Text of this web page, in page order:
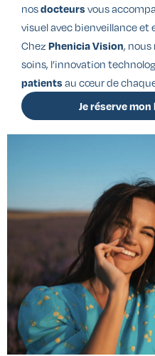
nosdocteurs vous
visuel avec bienveillance et
Chez Phenicia Vision,
soins, l’innovation
patients au cœur de
Je réserve